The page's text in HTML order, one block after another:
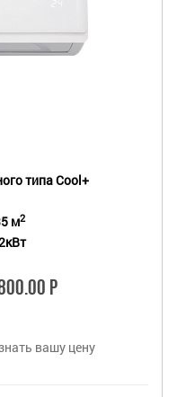
типа Cool+
м2
Р
вашу цену